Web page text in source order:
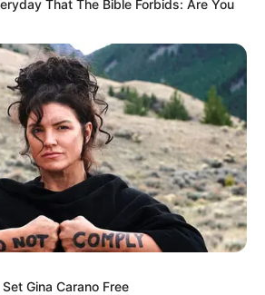
That The Bible Forbids: Are You
Gina Carano Free